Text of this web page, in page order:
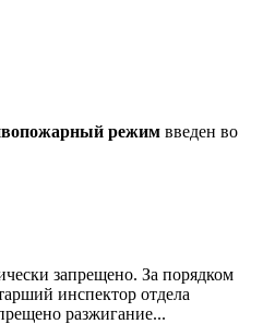
режим введен во
запрещено. За порядком
инспектор отдела
разжигание...